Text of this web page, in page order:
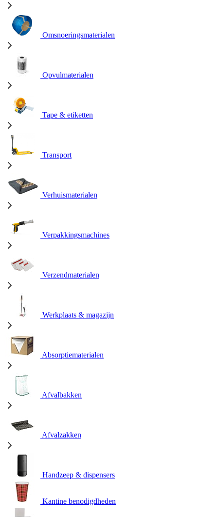
Omsnoeringsmaterialen
Opvulmaterialen
Tape & etiketten
Transport
Verhuismaterialen
Verpakkingsmachines
Verzendmaterialen
Werkplaats & magazijn
Absorptiematerialen
Afvalbakken
Afvalzakken
Handzeep & dispensers
Kantine benodigdheden